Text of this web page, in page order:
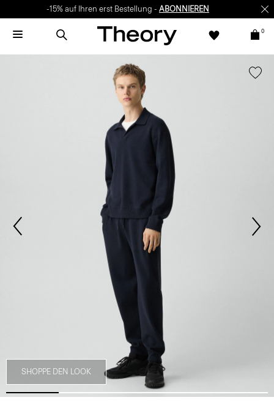
-15% auf Ihren erst Bestellung - ABONNIEREN
0
SHOPPE DEN LOOK